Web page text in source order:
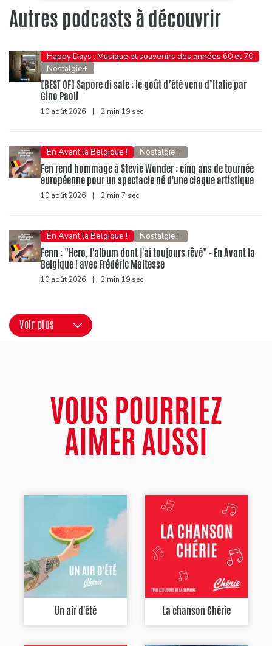
Autres podcasts à découvrir
Happy Days : Musique et souvenirs des années 60 et 70
Nostalgie+
[BEST OF] Sapore di sale : le goût d’été venu d’Italie par
Gino Paoli
10 août 2026 | 2 min 19 sec
En Avant la Belgique ! Nostalgie+
Fen rend hommage à Stevie Wonder : cinq ans de tournée
européenne pour un spectacle né d'une claque artistique
10 août 2026 | 2 min 7 sec
En Avant la Belgique ! Nostalgie+
Fenn : "Hero, l'album dont j'ai toujours rêvé" - En Avant la
Belgique ! avec Frédéric Maltesse
10 août 2026 | 2 min 19 sec
Voir plus
VOUS POURRIEZ
AIMER AUSSI
Un air d'été La chanson Chérie